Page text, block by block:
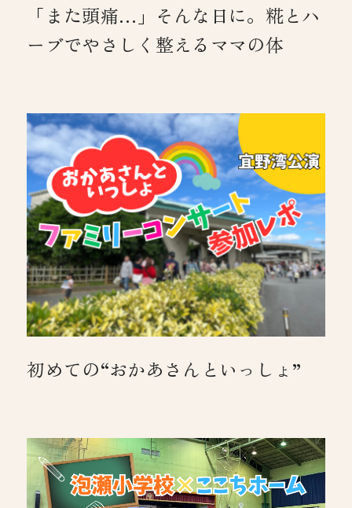
「また頭痛…」そんな日に。糀とハ
ーブでやさしく整えるママの体
初めての“おかあさんといっしょ”